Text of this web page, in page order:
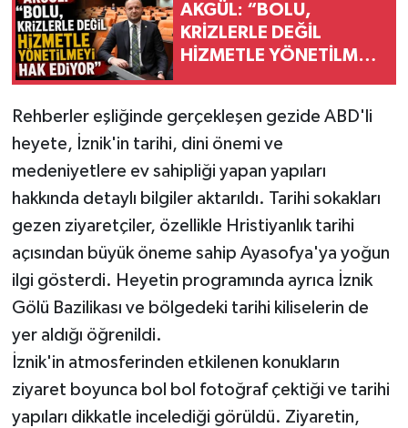
AKGÜL: “BOLU,
KRİZLERLE DEĞİL
HİZMETLE YÖNETİLMEYİ
Rehberler eşliğinde gerçekleşen gezide ABD'li
heyete, İznik'in tarihi, dini önemi ve
medeniyetlere ev sahipliği yapan yapıları
hakkında detaylı bilgiler aktarıldı. Tarihi sokakları
gezen ziyaretçiler, özellikle Hristiyanlık tarihi
açısından büyük öneme sahip Ayasofya'ya yoğun
ilgi gösterdi. Heyetin programında ayrıca İznik
Gölü Bazilikası ve bölgedeki tarihi kiliselerin de
yer aldığı öğrenildi.
İznik'in atmosferinden etkilenen konukların
ziyaret boyunca bol bol fotoğraf çektiği ve tarihi
yapıları dikkatle incelediği görüldü. Ziyaretin,